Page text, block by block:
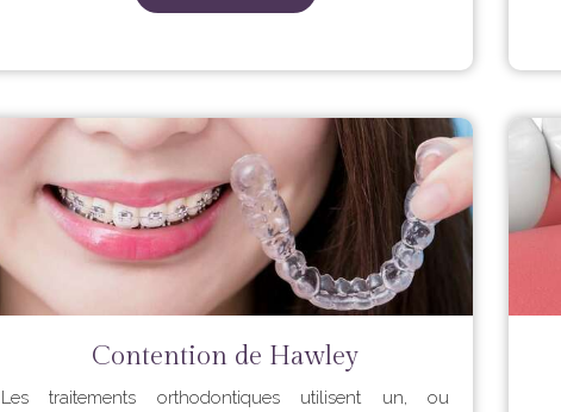
Contention de Hawley
Les traitements orthodontiques utilisent un, ou